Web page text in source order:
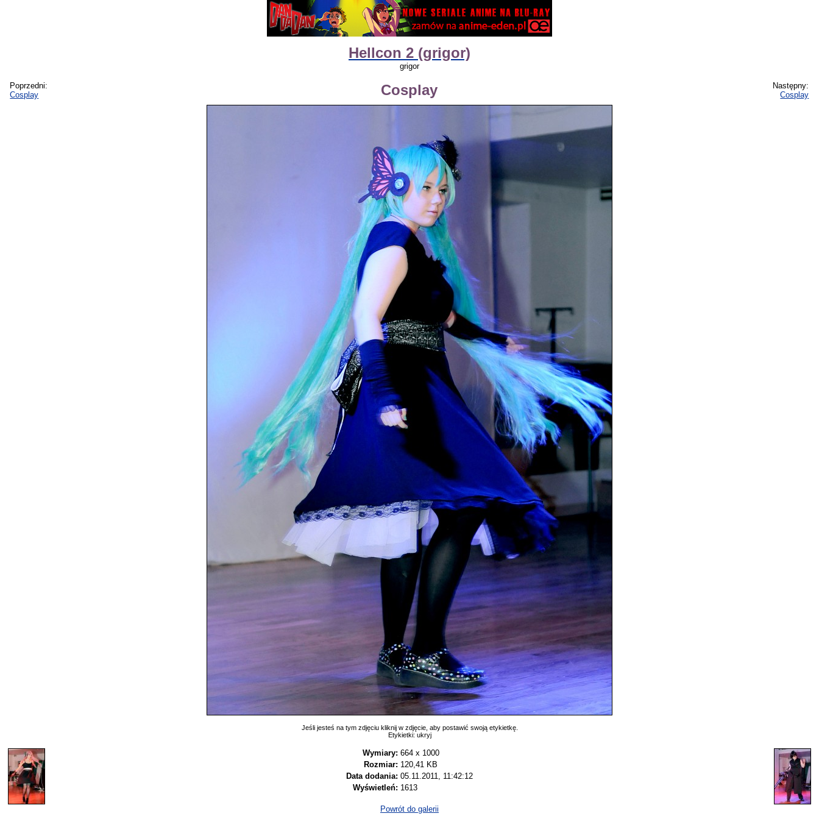
Hellcon 2 (grigor)
grigor
Poprzedni:
Cosplay
Cosplay
Następny:
Cosplay
Jeśli jesteś na tym zdjęciu kliknij w zdjęcie, aby postawić swoją etykietkę.
Etykietki: ukryj
Wymiary: 664 x 1000
Rozmiar: 120,41 KB
Data dodania: 05.11.2011, 11:42:12
Wyświetleń: 1613
Powrót do galerii